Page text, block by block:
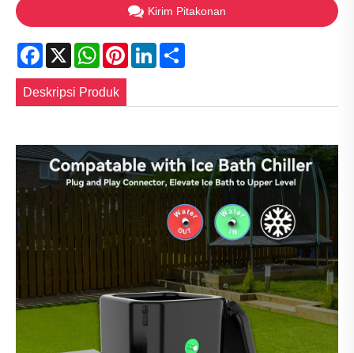
Kirim Pitakonan
Facebook
X WhatsApp
PinterestLinkedIn
Deskripsi Produk